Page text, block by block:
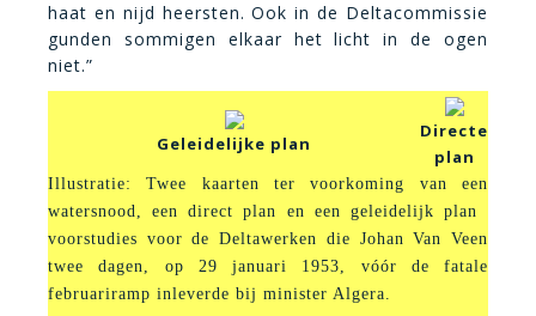
haat en nijd heersten. Ook in de Deltacommissie
gunden sommigen elkaar het licht in de ogen
niet.”
Geleidelijke plan
Directe
plan
Illustratie: Twee kaarten ter voorkoming van een
watersnood, een direct plan en een geleidelijk plan 
voorstudies voor de Deltawerken die Johan Van Veen
twee dagen, op 29 januari 1953, vóór de fatale
februariramp inleverde bij minister Algera.